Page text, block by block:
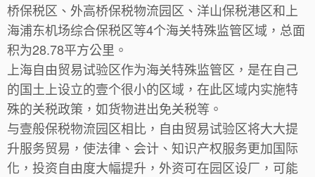
桥保税区、外高桥保税物流园区、洋山保税港区和上
海浦东机场综合保税区等4个海关特殊监管区域，总面
积为28.78平方公里。
上海自由贸易试验区作为海关特殊监管区，是在自己
的国土上设立的壹个很小的区域，在此区域内实施特
殊的关税政策，如货物进出免关税等。
与壹般保税物流园区相比，自由贸易试验区将大大提
升服务贸易，使法律、会计、知识产权服务更加国际
化，投资自由度大幅提升，外资可在园区设厂，可能